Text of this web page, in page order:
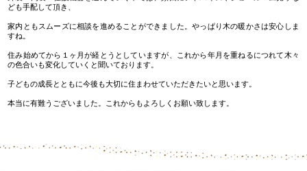
ども手配して頂き、
家内ともスムーズに相談を進めることができました。やっぱり木の暖かさは安心しま
すね。
住み始めてから１ヶ月が経とうとしていますが、これから年月を重ねるにつれて木々
の色合いも変化していくと聞いております。
子どもの成長とともに今後も大切に住まわせていただきたいと思います。
本当に有難うございました。これからもよろしくお願い致します。